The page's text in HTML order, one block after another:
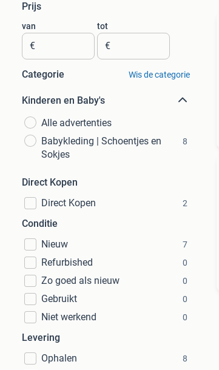
Prijs
van
€
tot
€
Categorie Wis de categorie
Kinderen en Baby's
Alle advertenties
Babykleding | Schoentjes en
Sokjes
8
Direct Kopen
Direct Kopen
2
Conditie
Nieuw
7
Refurbished 0
Zo goed als nieuw 0
Gebruikt 0
Niet werkend 0
Levering
Ophalen
8